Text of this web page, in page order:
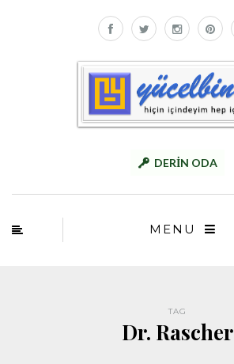
DERİN ODA
MENU
TAG
Dr. Rascher